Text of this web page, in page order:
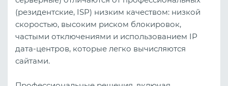
(резидентские, ISP) низким качеством: низкой
скоростью, высоким риском блокировок,
частыми отключениями и использованием IP
дата-центров, которые легко вычисляются
сайтами.